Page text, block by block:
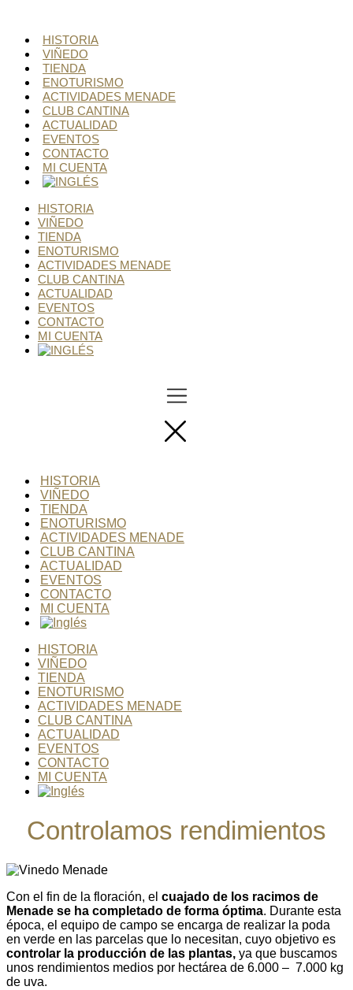
contenidoHISTORIA
VIÑEDO
TIENDA
ENOTURISMO
ACTIVIDADES MENADE
CLUB CANTINA
ACTUALIDAD
EVENTOS
CONTACTO
MI CUENTA
HISTORIA
VIÑEDO
TIENDA
ENOTURISMO
ACTIVIDADES MENADE
CLUB CANTINA
ACTUALIDAD
EVENTOS
CONTACTO
MI CUENTA
HISTORIA
VIÑEDO
TIENDA
ENOTURISMO
ACTIVIDADES MENADE
CLUB CANTINA
ACTUALIDAD
EVENTOS
CONTACTO
MI CUENTA
HISTORIA
VIÑEDO
TIENDA
ENOTURISMO
ACTIVIDADES MENADE
CLUB CANTINA
ACTUALIDAD
EVENTOS
CONTACTO
MI CUENTA
Controlamos rendimientos
Con el fin de la floración, el cuajado de los racimos de
Menade se ha completado de forma óptima. Durante esta
época, el equipo de campo se encarga de realizar la poda
en verde en las parcelas que lo necesitan, cuyo objetivo es
controlar la producción de las plantas, ya que buscamos
unos rendimientos medios por hectárea de 6.000 – 7.000 kg
de uva.